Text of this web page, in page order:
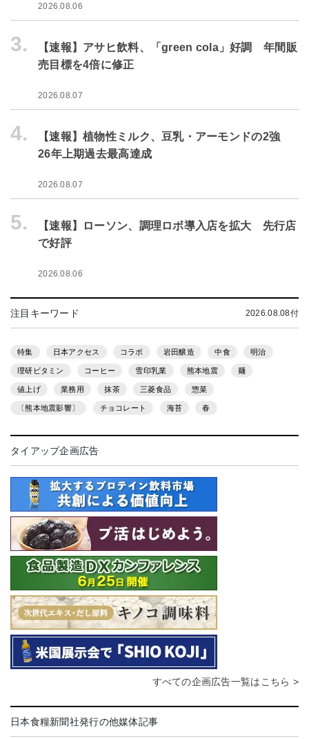
2026.08.06
3.
【速報】アサヒ飲料、「green cola」好調 年間販
売目標を4倍に修正
2026.08.07
4.
【速報】植物性ミルク、豆乳・アーモンドの2強
26年上期過去最高達成
2026.08.07
5.
【速報】ローソン、調理ロボ導入店を拡大 先行店
で好評
2026.08.06
注目キーワード 2026.08.08付
特集 日本アクセス コラボ 岩田醸造 中食 明治
理研ビタミン コーヒー 雪印乳業 熊本地震 麺
値上げ 業務用 抹茶 三菱食品 惣菜
〔熊本地震影響〕 チョコレート 海苔 春
タイアップ企画広告
すべての企画広告一覧はこちら >
日本食糧新聞社発行の他媒体記事